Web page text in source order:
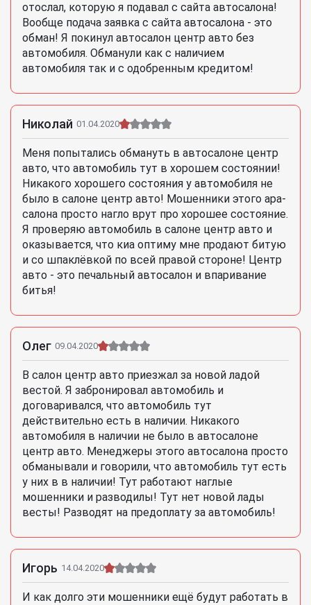
отослал, которую я подавал с сайта автосалона!
Вообще подача заявка с сайта автосалона - это
обман! Я покинул автосалон центр авто без
автомобиля. Обманули как с наличием
автомобиля так и с одобренным кредитом!
Николай 01.04.2020
Меня попытались обмануть в автосалоне центр
авто, что автомобиль тут в хорошем состоянии!
Никакого хорошего состояния у автомобиля не
было в салоне центр авто! Мошенники этого ара-
салона просто нагло врут про хорошее состояние.
Я проверяю автомобиль в салоне центр авто и
оказывается, что киа оптиму мне продают битую
и со шпаклёвкой по всей правой стороне! Центр
авто - это печальный автосалон и впаривание
битья!
Олег 09.04.2020
В салон центр авто приезжал за новой ладой
вестой. Я забронировал автомобиль и
договаривался, что автомобиль тут
действительно есть в наличии. Никакого
автомобиля в наличии не было в автосалоне
центр авто. Менеджеры этого автосалона просто
обманывали и говорили, что автомобиль тут есть
у них в в наличии! Тут работают наглые
мошенники и разводилы! Тут нет новой лады
весты! Разводят на предоплату за автомобиль!
Игорь 14.04.2020
И как долго эти мошенники ещё будут работать в